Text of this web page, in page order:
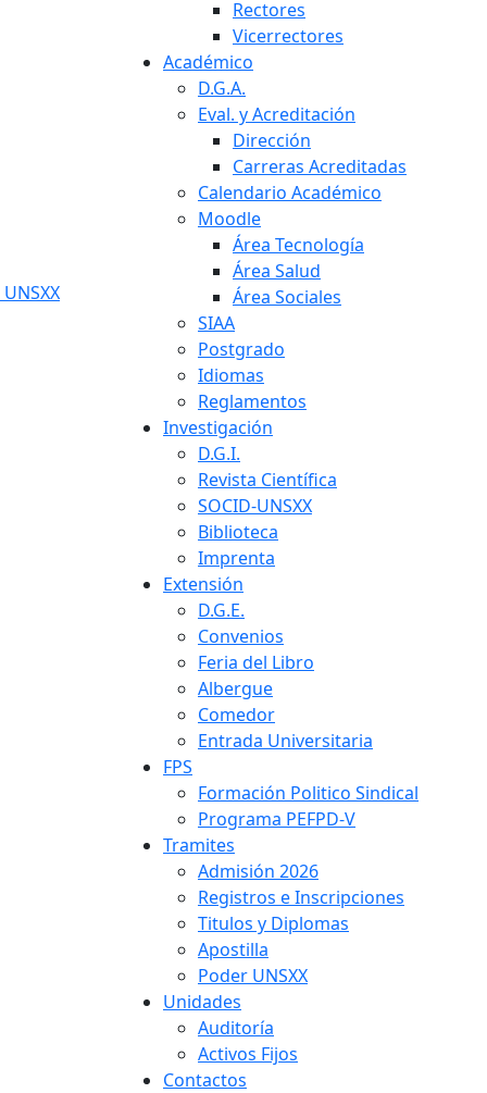
UNSXX
Rectores
Vicerrectores
Académico
D.G.A.
Eval. y Acreditación
Dirección
Carreras Acreditadas
Calendario Académico
Moodle
Área Tecnología
Área Salud
Área Sociales
SIAA
Postgrado
Idiomas
Reglamentos
Investigación
D.G.I.
Revista Científica
SOCID-UNSXX
Biblioteca
Imprenta
Extensión
D.G.E.
Convenios
Feria del Libro
Albergue
Comedor
Entrada Universitaria
FPS
Formación Politico Sindical
Programa PEFPD-V
Tramites
Admisión 2026
Registros e Inscripciones
Titulos y Diplomas
Apostilla
Poder UNSXX
Unidades
Auditoría
Activos Fijos
Contactos